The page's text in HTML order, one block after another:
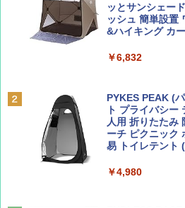
￥713
￥1,540
￥2,079
￥2,479
ァキア 2026～
ッとサンシェー
ッシュ 簡単設置
&ハイキング カ
￥6,832
PYKES PEAK (
ト プライバシー
人用 折りたたみ
ーチ ピクニック
易 トイレテント
￥4,980